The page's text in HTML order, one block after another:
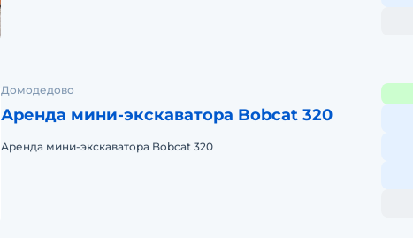
Домодедово
Аренда мини-экскаватора Bobcat 320
Аренда мини-экскаватора Bobcat 320